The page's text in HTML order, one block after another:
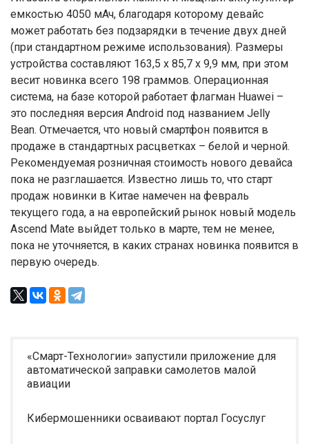
емкостью 4050 мАч, благодаря которому девайс
может работать без подзарядки в течение двух дней
(при стандартном режиме использования). Размеры
устройства составляют 163,5 x 85,7 x 9,9 мм, при этом
весит новинка всего 198 граммов. Операционная
система, на базе которой работает флагман Huawei –
это последняя версия Android под названием Jelly
Bean. Отмечается, что новый смартфон появится в
продаже в стандартных расцветках – белой и черной.
Рекомендуемая розничная стоимость нового девайса
пока не разглашается. Известно лишь то, что старт
продаж новинки в Китае намечен на февраль
текущего года, а на европейский рынок новый модель
Ascend Mate выйдет только в марте, тем не менее,
пока не уточняется, в каких странах новинка появится в
первую очередь.
«Смарт-Технологии» запустили приложение для
автоматической заправки самолетов малой
авиации
Кибермошенники осваивают портал Госуслуг